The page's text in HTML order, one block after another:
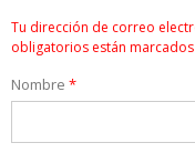
Tu dirección de correo
obligatorios están
Nombre *